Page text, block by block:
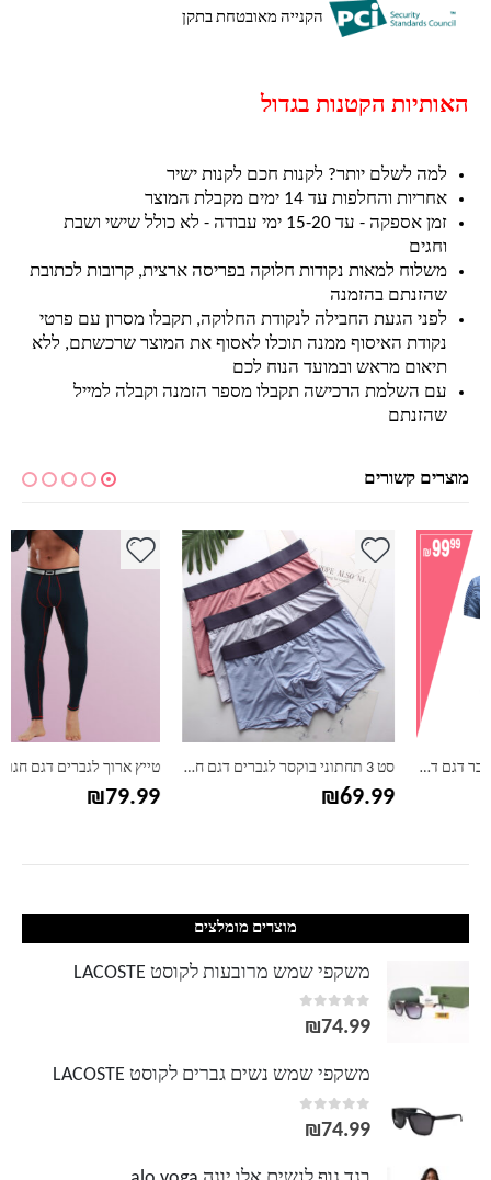
הקנייה מאובטחת בתקן
האותיות הקטנות בגדול
למה לשלם יותר? לקנות חכם לקנות ישיר
אחריות והחלפות עד 14 ימים מקבלת המוצר
זמן אספקה - עד 15-20 ימי עבודה - לא כולל שישי ושבת
וחגים
משלוח למאות נקודות חלוקה בפריסה ארצית, קרובות לכתובת
שהזנתם בהזמנה
לפני הגעת החבילה לנקודת החלוקה, תקבלו מסרון עם פרטי
נקודת האיסוף ממנה תוכלו לאסוף את המוצר שרכשתם, ללא
תיאום מראש ובמועד הנוח לכם
עם השלמת הרכישה תקבלו מספר הזמנה וקבלה למייל
שהזנתם
מוצרים קשורים
סט 3 תחתוני בוקסר לגברים דגם חלק
למוצר זה יש מספר סוגים. ניתן לבחור את האפשרויות בעמוד המוצר
טייץ ארוך לגברים דגם חגורה
למוצר זה יש מספר סוגים. ניתן לבחור את האפשרויות בעמוד המוצר
מוצרים מומלצים
משקפי שמש מרובעות לקוסט LACOSTE
0
out of 5
₪74.99
משקפי שמש נשים גברים לקוסט LACOSTE
0
out of 5
₪74.99